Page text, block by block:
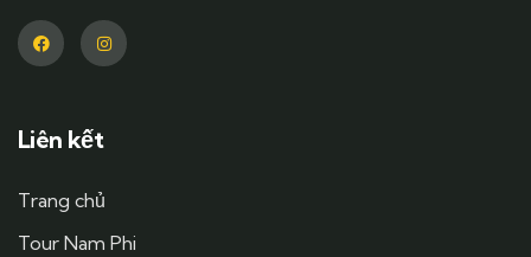
Liên kết
Trang chủ
Tour Nam Phi